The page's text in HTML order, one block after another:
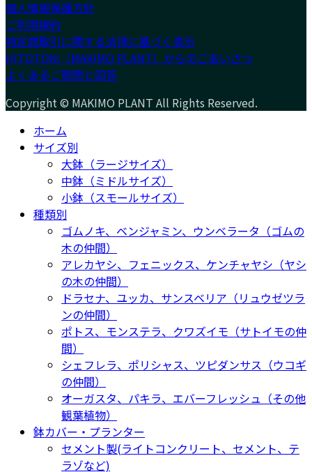
個人情報保護方針
ご利用規約
特定商取引に関する法律に基づく表示
HITOTOKI（MAKIMO PLANT）からのごあいさつ
よくあるご質問と回答
Copyright © MAKIMO PLANT All Rights Reserved.
ホーム
サイズ別
大鉢（ラージサイズ）
中鉢（ミドルサイズ）
小鉢（スモールサイズ）
種類別
ゴムノキ、ベンジャミン、ウンベラータ（ゴムの
木の仲間）
アレカヤシ、フェニックス、ケンチャヤシ（ヤシ
の木の仲間）
ドラセナ、ユッカ、サンスベリア（リュウゼツラ
ンの仲間）
ポトス、モンステラ、クワズイモ（サトイモの仲
間）
シェフレラ、ポリシャス、ツピダンサス（ウコギ
の仲間）
オーガスタ、パキラ、エバーフレッシュ（その他
観葉植物）
鉢カバー・プランター
セメント製(ライトコンクリート、セメント、テ
ラゾなど)